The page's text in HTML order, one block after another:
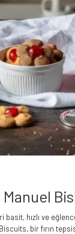
basit, hızlı ve
bir fırın